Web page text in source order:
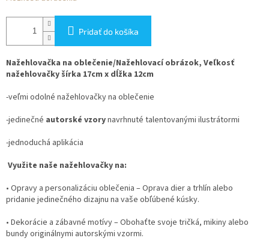
Pridať do košíka
Nažehlovačka na oblečenie/Nažehlovací obrázok, Veľkosť
nažehlovačky šírka 17cm x dĺžka 12cm
-veľmi odolné nažehlovačky na oblečenie
-jedinečné autorské vzorynavrhnuté talentovanými ilustrátormi
-jednoduchá aplikácia
Využite naše nažehlovačky na:
• Opravy a personalizáciu oblečenia – Oprava dier a trhlín alebo
pridanie jedinečného dizajnu na vaše obľúbené kúsky.
• Dekorácie a zábavné motívy– Obohaťte svoje tričká, mikiny alebo
bundy originálnymi autorskými vzormi.